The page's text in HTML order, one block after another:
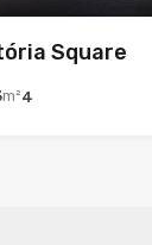
Square
m²4